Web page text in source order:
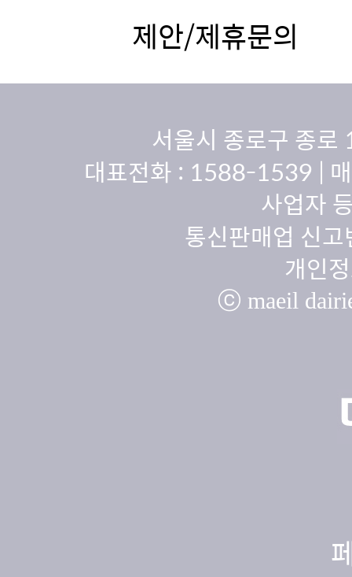
제안/제휴문의
서울시 종로구 종
대표전화 : 1588-1539 |
사업자
통신판매업 신
개인
ⓒ maeil